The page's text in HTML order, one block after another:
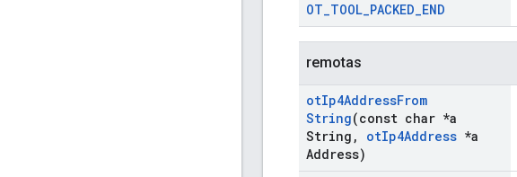
OT_TOOL_PACKED_END
remotas
otIp4AddressFrom
String(const char *a
String , otIp4Address *a
Address)